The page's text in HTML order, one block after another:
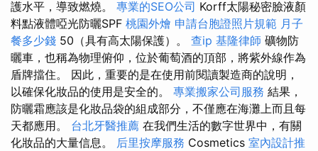
護水平，導致燃燒。 專業的SEO公司 Korff太陽秘密臉液顏
料點液體啞光防曬SPF 桃園外燴 申請台胞證照片規範 月子
餐多少錢 50（具有高太陽保護）。 查ip 基隆律師 礦物防
曬車，也稱為物理俯仰，位於葡萄酒的頂部，將紫外線作為
盾牌擋住。 因此，重要的是在使用前閱讀製造商的說明，
以確保化妝品的使用是安全的。 專業搬家公司服務 結果，
防曬霜應該是化妝品袋的組成部分，不僅應在海灘上而且每
天都應用。 台北牙醫推薦 在我們生活的數字世界中，有關
化妝品的大量信息。 后里按摩服務 Cosmetics 室內設計推